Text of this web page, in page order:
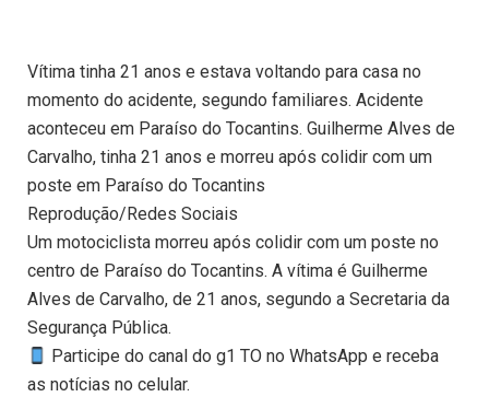
Vítima tinha 21 anos e estava voltando para casa no
momento do acidente, segundo familiares. Acidente
aconteceu em Paraíso do Tocantins. Guilherme Alves de
Carvalho, tinha 21 anos e morreu após colidir com um
poste em Paraíso do Tocantins
Reprodução/Redes Sociais
Um motociclista morreu após colidir com um poste no
centro de Paraíso do Tocantins. A vítima é Guilherme
Alves de Carvalho, de 21 anos, segundo a Secretaria da
Segurança Pública.
Participe do canal do g1 TO no WhatsApp e receba
as notícias no celular.